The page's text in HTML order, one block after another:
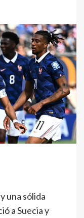
una sólida
a Suecia y